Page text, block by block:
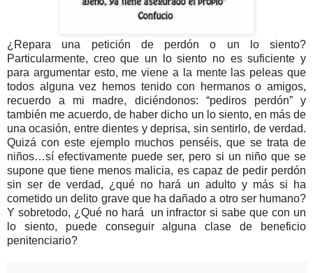
¿Repara una petición de perdón o un lo siento?
Particularmente, creo que un lo siento no es suficiente y
para argumentar esto, me viene a la mente las peleas que
todos alguna vez hemos tenido con hermanos o amigos,
recuerdo a mi madre, diciéndonos: “pediros perdón” y
también me acuerdo, de haber dicho un lo siento, en más de
una ocasión, entre dientes y deprisa, sin sentirlo, de verdad.
Quizá con este ejemplo muchos penséis, que se trata de
niños…sí efectivamente puede ser, pero si un niño que se
supone que tiene menos malicia, es capaz de pedir perdón
sin ser de verdad, ¿qué no hará un adulto y más si ha
cometido un delito grave que ha dañado a otro ser humano?
Y sobretodo, ¿Qué no hará un infractor si sabe que con un
lo siento, puede conseguir alguna clase de beneficio
penitenciario?